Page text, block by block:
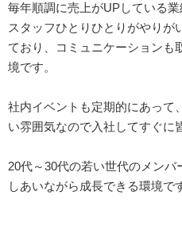
毎年順調に売上がUPしている業
スタッフひとりひとりがやりが
ており、コミュニケーションも
境です。
社内イベントも定期的にあって
い雰囲気なので入社してすぐに
20代～30代の若い世代のメン
しあいながら成長できる環境で